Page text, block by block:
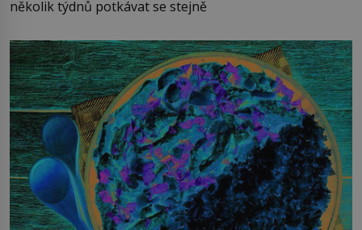
několik týdnů potkávat se stejně